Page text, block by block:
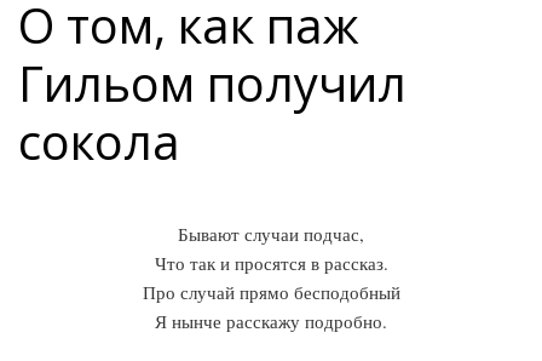
О том, как паж
Гильом получил
сокола
Бывают случаи подчас,
Что так и просятся в рассказ.
Про случай прямо бесподобный
Я нынче расскажу подробно.